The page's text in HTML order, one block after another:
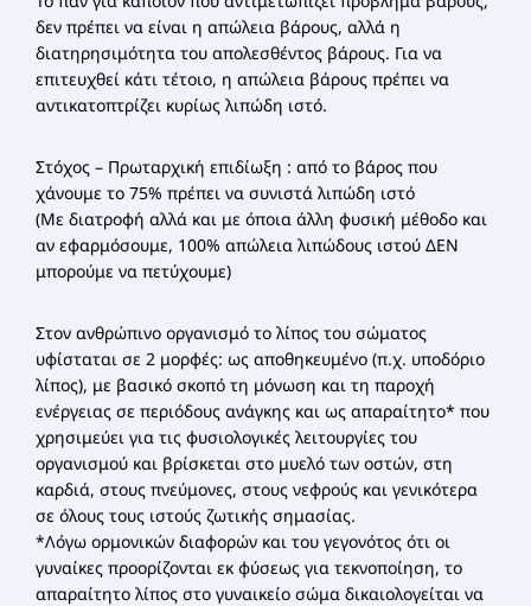
δεν πρέπει να είναι η απώλεια βάρους, αλλά η
διατηρησιμότητα του απολεσθέντος βάρους. Για να
επιτευχθεί κάτι τέτοιο, η απώλεια βάρους πρέπει να
αντικατοπτρίζει κυρίως λιπώδη ιστό.
Στόχος – Πρωταρχική επιδίωξη : από το βάρος που
χάνουμε το 75% πρέπει να συνιστά λιπώδη ιστό
(Με διατροφή αλλά και με όποια άλλη φυσική μέθοδο και
αν εφαρμόσουμε, 100% απώλεια λιπώδους ιστού ΔΕΝ
μπορούμε να πετύχουμε)
Στον ανθρώπινο οργανισμό το λίπος του σώματος
υφίσταται σε 2 μορφές: ως αποθηκευμένο (π.χ. υποδόριο
λίπος), με βασικό σκοπό τη μόνωση και τη παροχή
ενέργειας σε περιόδους ανάγκης και ως απαραίτητο* που
χρησιμεύει για τις φυσιολογικές λειτουργίες του
οργανισμού και βρίσκεται στο μυελό των οστών, στη
καρδιά, στους πνεύμονες, στους νεφρούς και γενικότερα
σε όλους τους ιστούς ζωτικής σημασίας.
*Λόγω ορμονικών διαφορών και του γεγονότος ότι οι
γυναίκες προορίζονται εκ φύσεως για τεκνοποίηση, το
απαραίτητο λίπος στο γυναικείο σώμα δικαιολογείται να